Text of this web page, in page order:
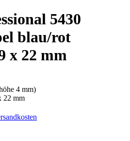
5430
blau/rot
x 22 mm
4 mm)
22 mm